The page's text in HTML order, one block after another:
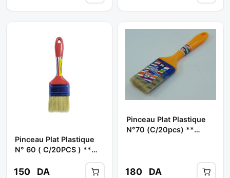
Pinceau Plat Plastique
N° 60 ( C/20PCS ) **
150 DA
Pinceau Plat Plastique
N°70 (C/20pcs) **
180 DA